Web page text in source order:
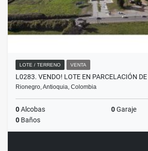
LOTE / TERRENO VENTA
L0283. VENDO! LOTE EN PARCELACIÓN
Rionegro, Antioquia, Colombia
0Alcobas 0Garaje
0 Baños